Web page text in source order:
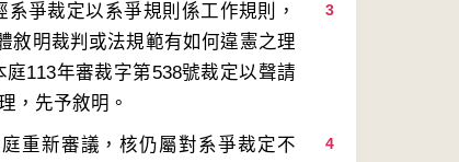
3
爭裁定以系爭規則係工作規則，
敘明裁判或法規範有如何違憲之理
113年審裁字第538號裁定以聲請
4
重新審議，核仍屬對系爭裁定不